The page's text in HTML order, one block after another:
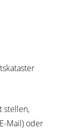
stellen,
Mail) oder